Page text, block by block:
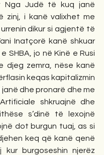
Nga Judë të kuq janë
zinj, i kanë valixhet me
dikur si agjentë të
Inatçorë kanë shkuar
SHBA, jo në Kinë e Rusi
djeg zemra, nëse kanë
keqas kapitalizmin
dhe pronarë dhe me
shkruajnë dhe
s’dinë të lexojnë
dot burgun tuaj, as si
keq që kanë qenë
burgoseshin njerëz